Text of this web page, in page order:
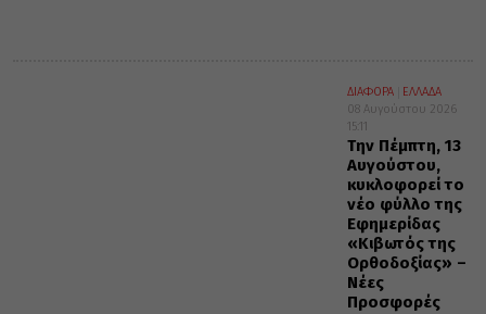
ΔΙΑΦΟΡΑ
ΕΛΛΑΔΑ
08 Αυγούστου 2026
15:11
Την Πέμπτη, 13
Αυγούστου,
κυκλοφορεί το
νέο φύλλο της
Εφημερίδας
«Κιβωτός της
Ορθοδοξίας» –
Νέες
Προσφορές